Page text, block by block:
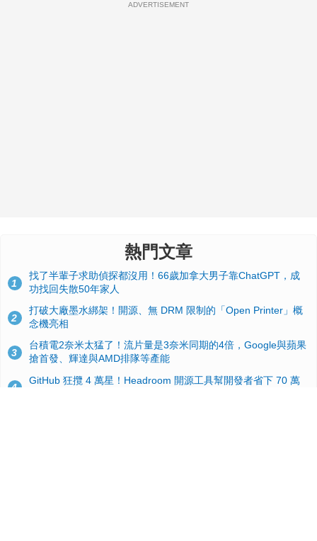
ADVERTISEMENT
熱門文章
1
找了半輩子求助偵探都沒用！66歲加拿大男子靠ChatGPT，成
功找回失散50年家人
2
打破大廠墨水綁架！開源、無 DRM 限制的「Open Printer」概
念機亮相
3
台積電2奈米太猛了！流片量是3奈米同期的4倍，Google與蘋果
搶首發、輝達與AMD排隊等產能
4
GitHub 狂攬 4 萬星！Headroom 開源工具幫開發者省下 70 萬